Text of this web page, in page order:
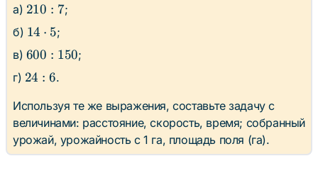
а) 210
: 7
210 : 7;
б) 14
\cdot
5
14 ⋅ 5;
в) 600
:
150
600 : 150;
г) 24
24 : 6.
Используя те же выражения, составьте задачу с
величинами: расстояние, скорость, время; собранный
урожай, урожайность с 1 га, площадь поля (га).